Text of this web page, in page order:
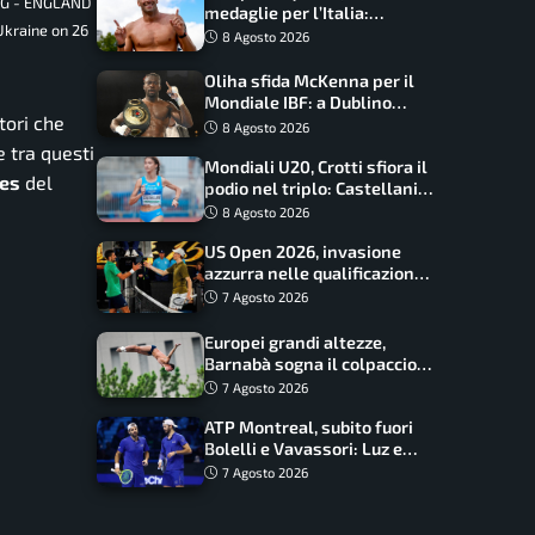
on 26
che
tra questi
del
medaglie per l’Italia:
Paltrinieri guida la staffetta,
grandi altezze
8 Agosto 2026
Oliha sfida McKenna per il
Mondiale IBF: a Dublino
serve l’impresa nella tana
8 Agosto 2026
Mondiali U20, Crotti sfiora il
podio nel triplo: Castellani
da record, Succo in finale
8 Agosto 2026
US Open 2026, invasione
azzurra nelle qualificazioni:
17 italiani a caccia del main
7 Agosto 2026
Europei grandi altezze,
Barnabà sogna il colpaccio:
è leader a metà gara, Baraldi
7 Agosto 2026
ATP Montreal, subito fuori
Bolelli e Vavassori: Luz e
Matos fermano gli azzurri
7 Agosto 2026